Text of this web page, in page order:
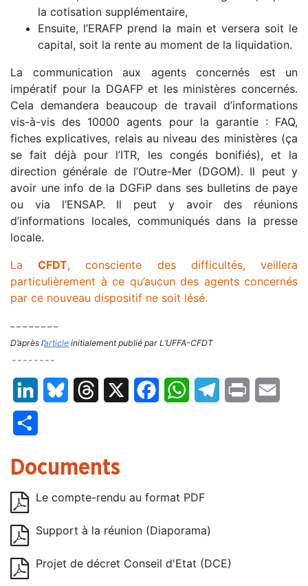
la cotisation supplémentaire,
Ensuite, l’ERAFP prend la main et versera soit le
capital, soit la rente au moment de la liquidation.
La communication aux agents concernés est un
impératif pour la DGAFP et les ministères concernés.
Cela demandera beaucoup de travail d’informations
vis-à-vis des 10000 agents pour la garantie : FAQ,
fiches explicatives, relais au niveau des ministères (ça
se fait déjà pour l’ITR, les congés bonifiés), et la
direction générale de l’Outre-Mer (DGOM). Il peut y
avoir une info de la DGFiP dans ses bulletins de paye
ou via l’ENSAP. Il peut y avoir des réunions
d’informations locales, communiqués dans la presse
locale.
LaCFDT, consciente des difficultés, veillera
particulièrement à ce qu’aucun des agents concernés
par ce nouveau dispositif ne soit lésé.
– – – – – – – –
D’après l’article initialement publié par L’UFFA-CFDT
– – – – – – – –
LinkedInBluesky Threads FacebookWhatsAppTelegram
Print
Documents
Le compte-rendu au format PDF
Support à la réunion (Diaporama)
Projet de décret Conseil d'Etat (DCE)